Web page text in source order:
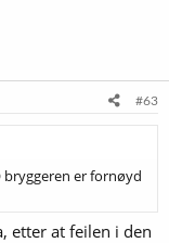
#63
bryggeren er fornøyd
etter at feilen i den